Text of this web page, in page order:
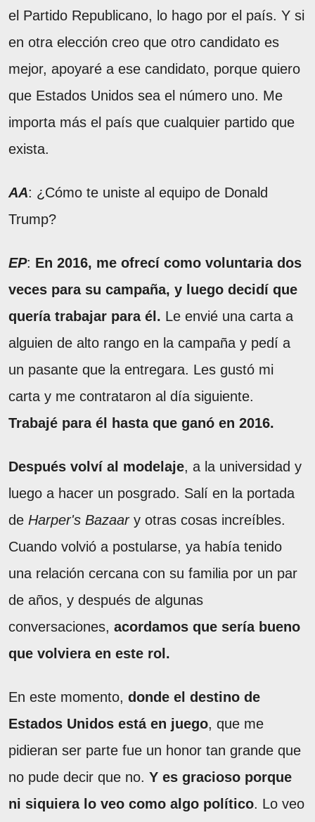
el Partido Republicano, lo hago por el país. Y si
en otra elección creo que otro candidato es
mejor, apoyaré a ese candidato, porque quiero
que Estados Unidos sea el número uno. Me
importa más el país que cualquier partido que
exista.
AA: ¿Cómo te uniste al equipo de Donald
Trump?
EP: En 2016, me ofrecí como voluntaria dos
veces para su campaña, y luego decidí que
quería trabajar para él. Le envié una carta a
alguien de alto rango en la campaña y pedí a
un pasante que la entregara. Les gustó mi
carta y me contrataron al día siguiente.
Trabajé para él hasta que ganó en 2016.
Después volví al modelaje, a la universidad y
luego a hacer un posgrado. Salí en la portada
de Harper's Bazaary otras cosas increíbles.
Cuando volvió a postularse, ya había tenido
una relación cercana con su familia por un par
de años, y después de algunas
conversaciones, acordamos que sería bueno
que volviera en este rol.
En este momento, donde el destino de
Estados Unidos está en juego, que me
pidieran ser parte fue un honor tan grande que
no pude decir que no. Y es gracioso porque
ni siquiera lo veo como algo político. Lo veo